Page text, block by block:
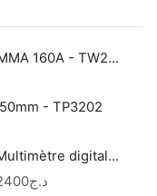
Poste à souder Inverter MMA 160A - TW21605
- TP3202
Multimètre digital - TMT460012
د.ج